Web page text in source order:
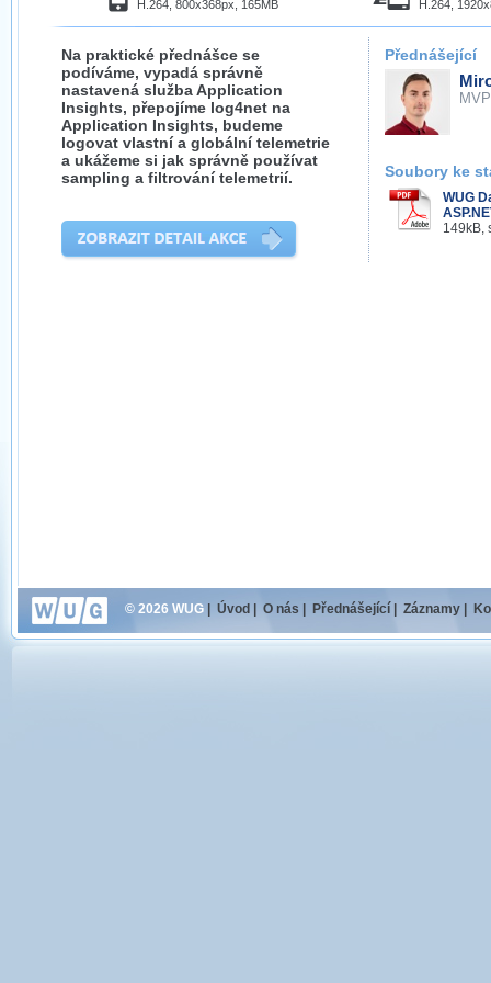
H.264, 800x368px, 165MB H.264,
Na praktické přednášce se
podíváme, vypadá správně
nastavená služba Application
Insights, přepojíme log4net na
Application Insights, budeme
logovat vlastní a globální telemetrie
a ukážeme si jak správně používat
sampling a filtrování telemetrií.
Přednášející
MVP
Soubory ke
WUG
149kB,
© 2026 WUG Úvod O nás Přednášející Záznamy